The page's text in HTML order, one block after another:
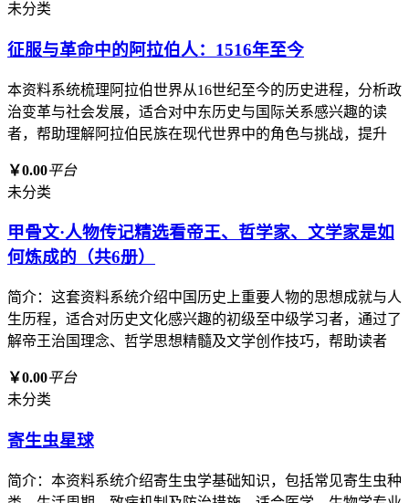
未分类
征服与革命中的阿拉伯人：1516年至今
本资料系统梳理阿拉伯世界从16世纪至今的历史进程，分析政
治变革与社会发展，适合对中东历史与国际关系感兴趣的读
者，帮助理解阿拉伯民族在现代世界中的角色与挑战，提升
￥0.00平台
未分类
甲骨文·人物传记精选看帝王、哲学家、文学家是如
何炼成的（共6册）
简介：这套资料系统介绍中国历史上重要人物的思想成就与人
生历程，适合对历史文化感兴趣的初级至中级学习者，通过了
解帝王治国理念、哲学思想精髓及文学创作技巧，帮助读者
￥0.00平台
未分类
寄生虫星球
简介：本资料系统介绍寄生虫学基础知识，包括常见寄生虫种